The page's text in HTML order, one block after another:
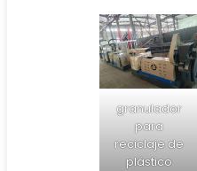
granulador
para
reciclaje de
plástico